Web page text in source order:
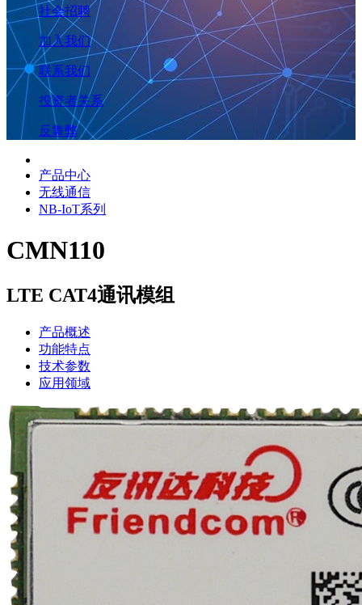
社会招聘
加入我们
联系我们
投资者关系
反舞弊
产品中心
无线通信
NB-IoT系列
CMN110
LTE CAT4通讯模组
产品概述
功能特点
技术参数
应用领域